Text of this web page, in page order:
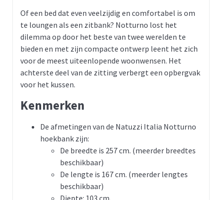
Of een bed dat even veelzijdig en comfortabel is om
te loungen als een zitbank? Notturno lost het
dilemma op door het beste van twee werelden te
bieden en met zijn compacte ontwerp leent het zich
voor de meest uiteenlopende woonwensen. Het
achterste deel van de zitting verbergt een opbergvak
voor het kussen.
Kenmerken
De afmetingen van de Natuzzi Italia Notturno
hoekbank zijn:
De breedte is 257 cm. (meerder breedtes
beschikbaar)
De lengte is 167 cm. (meerder lengtes
beschikbaar)
Diepte: 103 cm.